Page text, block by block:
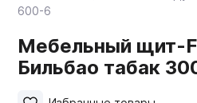
Фурнитура
Столешницы
600-6
Мебельный щит-
Бильбао табак